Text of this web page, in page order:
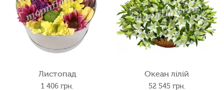
Листопад
1 406 грн.
Океан лілій
52 545 грн.